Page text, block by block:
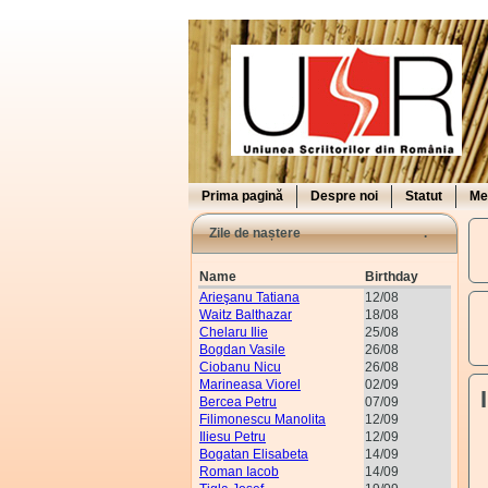
Prima pagină Despre noi Statut
Zile de naștere
Name
Birthday
Arieşanu Tatiana
12/08
Waitz Balthazar
18/08
Chelaru Ilie
25/08
Bogdan Vasile
26/08
Ciobanu Nicu
26/08
Marineasa Viorel
02/09
Bercea Petru
07/09
Filimonescu Manolita
12/09
Iliesu Petru
12/09
Bogatan Elisabeta
14/09
Roman Iacob
14/09